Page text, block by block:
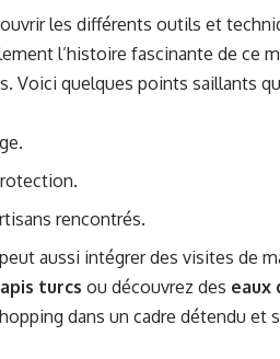
les différents outils et
l’histoire fascinante de ce
Voici quelques points saillants
rencontrés.
peut aussi intégrer des visites de
turcs ou découvrez des eaux
dans un cadre détendu et